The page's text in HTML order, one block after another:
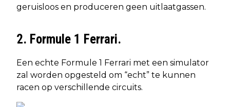
geruisloos en produceren geen uitlaatgassen.
2. Formule 1 Ferrari.
Een echte Formule 1 Ferrari met een simulator
zal worden opgesteld om “echt” te kunnen
racen op verschillende circuits.